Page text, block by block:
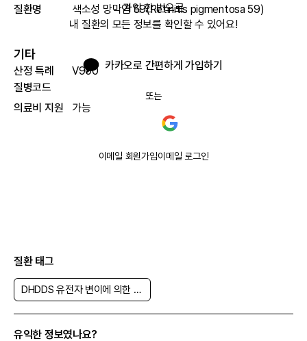
질환명 색소성 망막염 59(Retinitis pigmentosa 59)
기타
산정 특례
질병코드
V900
의료비 지원 가능
가입 한 번으로
내 질환의 모든 정보를 확인할 수 있어요!
카카오로 간편하게 가입하기
또는
이메일 회원가입이메일 로그인
질환 태그
DHDDS 유전자 변이에 의한 발달지연 및 발작
유익한 정보였나요?